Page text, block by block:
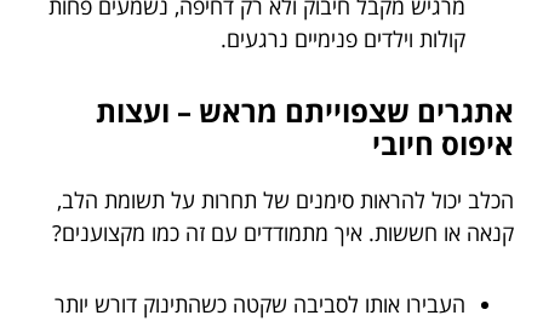
מרגיש מקבל חיבוק ולא רק דחיפה, נשמעים פחות
קולות וילדים פנימיים נרגעים.
אתגרים שצפוייתם מראש – ועצות
איפוס חיובי
הכלב יכול להראות סימנים של תחרות על תשומת הלב,
קנאה או חששות. איך מתמודדים עם זה כמו מקצוענים?
העבירו אותו לסביבה שקטה כשהתינוק דורש יותר